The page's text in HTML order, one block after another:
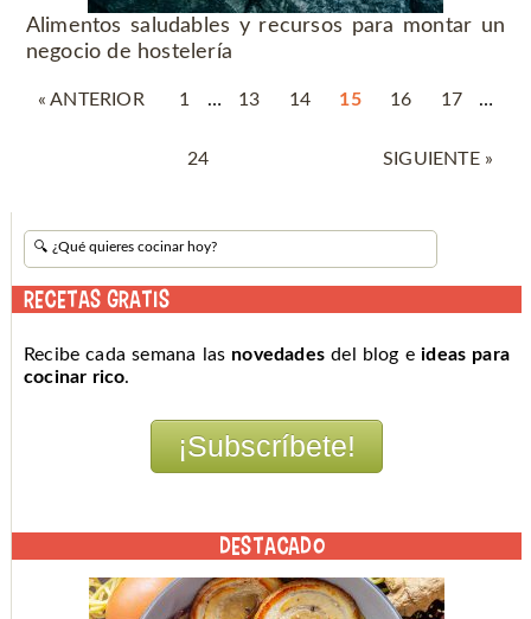
Alimentos saludables y recursos para montar un
negocio de hostelería
« ANTERIOR 1 … 13 14 15 16 17 …
24 SIGUIENTE »
RECETAS GRATIS
Recibe cada semana las novedades del blog eideas para
cocinar rico.
DESTACADO